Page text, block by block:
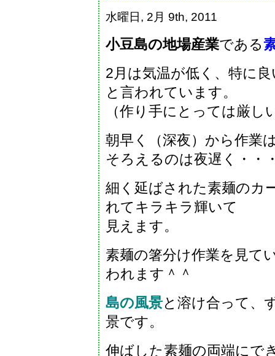
水曜日, 2月 9th, 2011
小豆島の地場産業である
2月は気温が低く、特に
と言われています。
（作り手にとっては厳し
朝早く（深夜）から作業
そろえるのは夜遅く・・
細く延ばされた素麺のカ
れてキラキラ輝いて
見えます。
素麺の箸分け作業を見て
われます＾＾
島の風景と溶け合って、
景です。
伸ばした素麺の両端にで